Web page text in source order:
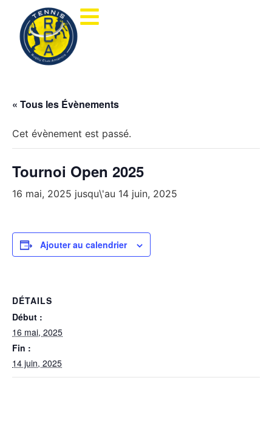
« Tous les Évènements
Cet évènement est passé.
Tournoi Open 2025
16 mai, 2025 jusqu\'au 14 juin, 2025
Ajouter au calendrier
DÉTAILS
Début :
16 mai, 2025
Fin :
14 juin, 2025